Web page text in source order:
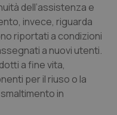
dell’assistenza e
invece, riguarda
riportati a condizioni
a nuovi utenti.
a fine vita,
per il riuso o la
in